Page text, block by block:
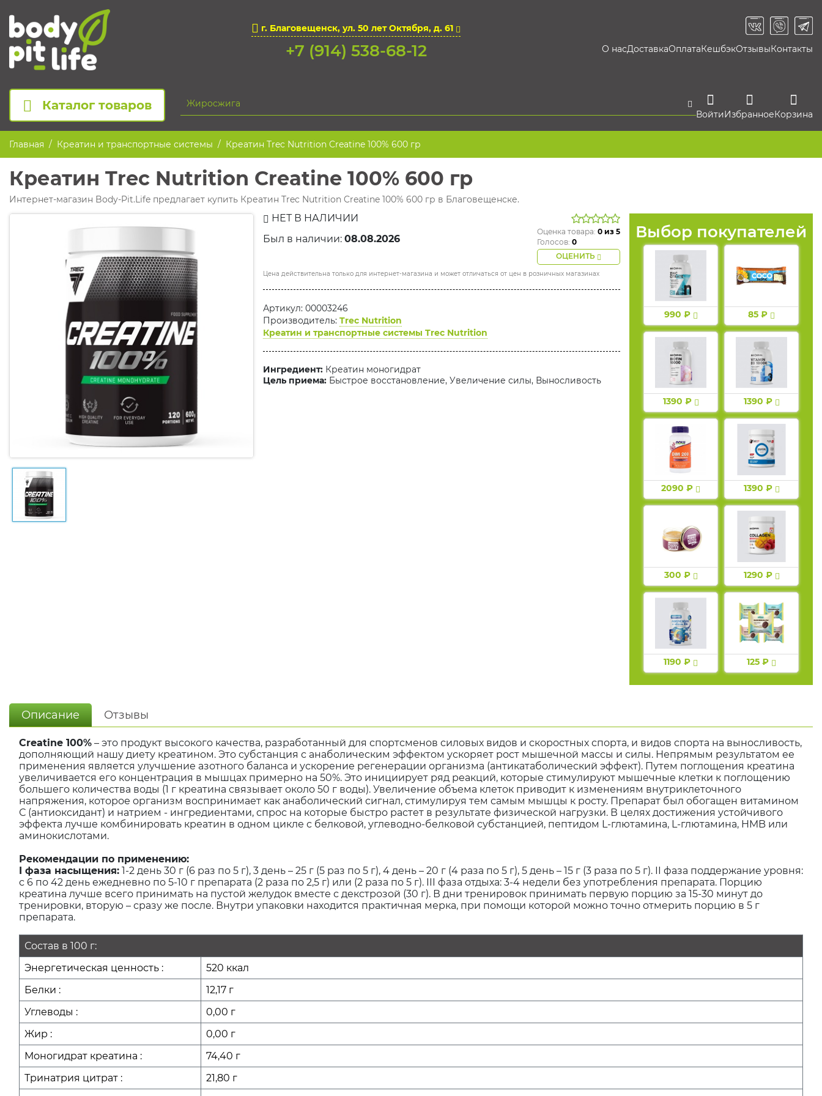
г. Благовещенск, ул. 50 лет Октября, д. 61
+7 (914) 538-68-12 О насДоставкаОплатаКешбэкОтзывыКонтакты
Каталог товаров
ВойтиИзбранноеКорзина
Главная Креатин и транспортные системы Креатин Trec Nutrition Creatine 100% 600 гр
Креатин Trec Nutrition Creatine 100% 600 гр
Интернет-магазин Body-Pit.Life предлагает купить Креатин Trec Nutrition Creatine 100% 600 гр в Благовещенске.
НЕТ В НАЛИЧИИ
Был в наличии: 08.08.2026
Оценка товара: 0 из 5
Голосов: 0
ОЦЕНИТЬ
Цена действительна только для интернет-магазина и может отличаться от цен в розничных магазинах
Артикул: 00003246
Производитель: Trec Nutrition
Креатин и транспортные системы Trec Nutrition
Ингредиент: Креатин моногидрат
Цель приема: Быстрое восстановление, Увеличение силы, Выносливость
Выбор покупателей
990 ₽ 85 ₽
1390 ₽ 1390 ₽
2090 ₽ 1390 ₽
300 ₽ 1290 ₽
1190 ₽ 125 ₽
Описание Отзывы
Creatine 100% – это продукт высокого качества, разработанный для спортсменов силовых видов и скоростных спорта, и видов спорта на выносливость,
дополняющий нашу диету креатином. Это субстанция с анаболическим эффектом ускоряет рост мышечной массы и силы. Непрямым результатом ее
применения является улучшение азотного баланса и ускорение регенерации организма (антикатаболический эффект). Путем поглощения креатина
увеличивается его концентрация в мышцах примерно на 50%. Это инициирует ряд реакций, которые стимулируют мышечные клетки к поглощению
большего количества воды (1 г креатина связывает около 50 г воды). Увеличение объема клеток приводит к изменениям внутриклеточного
напряжения, которое организм воспринимает как анаболический сигнал, стимулируя тем самым мышцы к росту. Препарат был обогащен витамином
С (антиоксидант) и натрием - ингредиентами, спрос на которые быстро растет в результате физической нагрузки. В целях достижения устойчивого
эффекта лучше комбинировать креатин в одном цикле с белковой, углеводно-белковой субстанцией, пептидом L-глютамина, L-глютамина, HMB или
аминокислотами.
Рекомендации по применению:
I фаза насыщения: 1-2 день 30 г (6 раз по 5 г), 3 день – 25 г (5 раз по 5 г), 4 день – 20 г (4 раза по 5 г), 5 день – 15 г (3 раза по 5 г). II фаза поддержание уровня:
с 6 по 42 день ежедневно по 5-10 г препарата (2 раза по 2,5 г) или (2 раза по 5 г). III фаза отдыха: 3-4 недели без употребления препарата. Порцию
креатина лучше всего принимать на пустой желудок вместе с декстрозой (30 г). В дни тренировок принимать первую порцию за 15-30 минут до
тренировки, вторую – сразу же после. Внутри упаковки находится практичная мерка, при помощи которой можно точно отмерить порцию в 5 г
препарата.
Состав в 100 г:
Энергетическая ценность :
520 ккал
Белки :
12,17 г
Углеводы :
0,00 г
Жир :
0,00 г
Моногидрат креатина :
74,40 г
Тринатрия цитрат :
21,80 г